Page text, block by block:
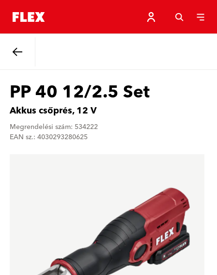
PP 40 12/2.5 Set
Akkus csőprés, 12 V
Megrendelési szám: 534222
EAN sz.: 4030293280625